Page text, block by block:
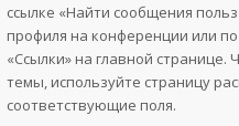
ссылке «Найти сообщения
профиля на конференции или
«Ссылки» на главной
темы, используйте страницу
соответствующие поля.